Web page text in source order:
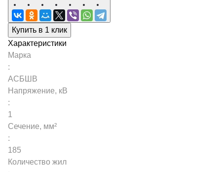
Купить в 1 клик
Характеристики
Марка
:
АСБШВ
Напряжение, кВ
:
1
Сечение, мм²
:
185
Количество жил